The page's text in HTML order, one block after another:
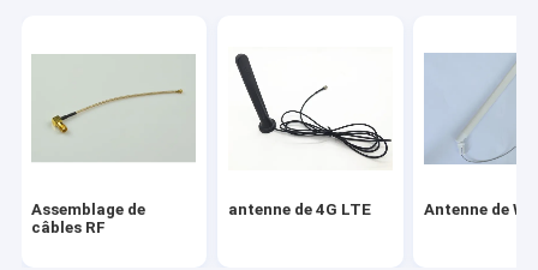
Connecteurs coaxiaux de rf
antenne d'intérieur de TVHD
Assemblage de
câbles RF
antenne de 4G LTE Antenne de